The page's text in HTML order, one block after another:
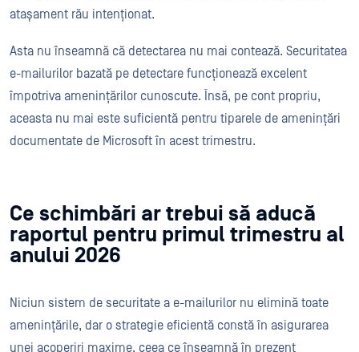
atașament rău intenționat.
Asta nu înseamnă că detectarea nu mai contează. Securitatea
e-mailurilor bazată pe detectare funcționează excelent
împotriva amenințărilor cunoscute. Însă, pe cont propriu,
aceasta nu mai este suficientă pentru tiparele de amenințări
documentate de Microsoft în acest trimestru.
Ce schimbări ar trebui să aducă
raportul pentru primul trimestru al
anului 2026
Niciun sistem de securitate a e-mailurilor nu elimină toate
amenințările, dar o strategie eficientă constă în asigurarea
unei acoperiri maxime, ceea ce înseamnă în prezent